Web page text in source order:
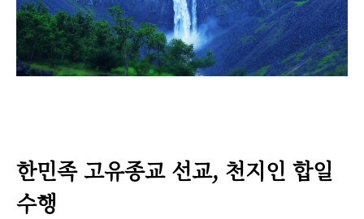
한민족 고유종교 선교, 천지인 합일
수행